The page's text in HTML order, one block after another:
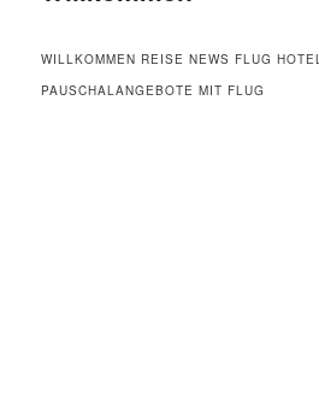
WILLKOMMEN REISE NEWS FLUG HOTEL
PAUSCHALANGEBOTE MIT FLUG